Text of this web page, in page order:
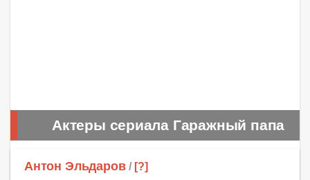
Актеры сериала Гаражный папа
Антон Эльдаров / [?]